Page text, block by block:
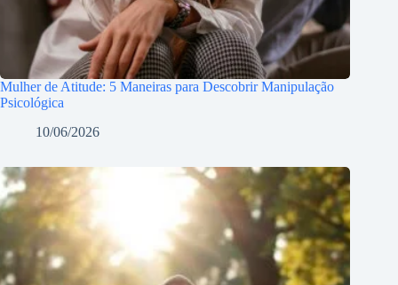
Mulher de Atitude: 5 Maneiras para Descobrir Manipulação
Psicológica
10/06/2026